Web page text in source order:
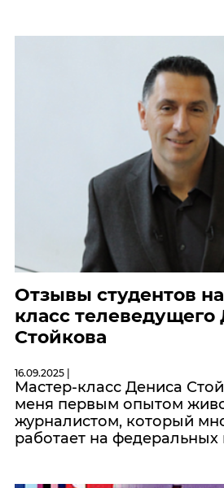
Отзывы студентов
класс телеведущего
Стойкова
16.09.2025 |
Мастер-класс Дениса
меня первым опытом
журналистом, который
работает на федеральных